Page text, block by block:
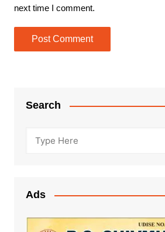
next time I comment.
Search
Ads